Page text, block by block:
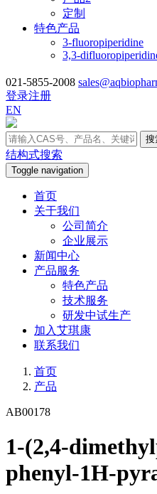
定制
特色产品
3-fluoropiperidine
3,3-
021-5855-2008
登录注册
EN
搜
结构式搜索
Toggle navigation
首页
关于我们
公司简介
企业展示
新闻中心
产品服务
特色产品
技术服务
研发中试生产
加入艾琪康
联系我们
首页
产品
AB00178
1-(2,4-
phenyl-1H-